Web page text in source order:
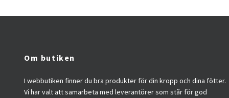
Om butiken
I webbutiken finner du bra produkter för din kropp och dina fötter.
Vi har valt att samarbeta med leverantörer som står för god